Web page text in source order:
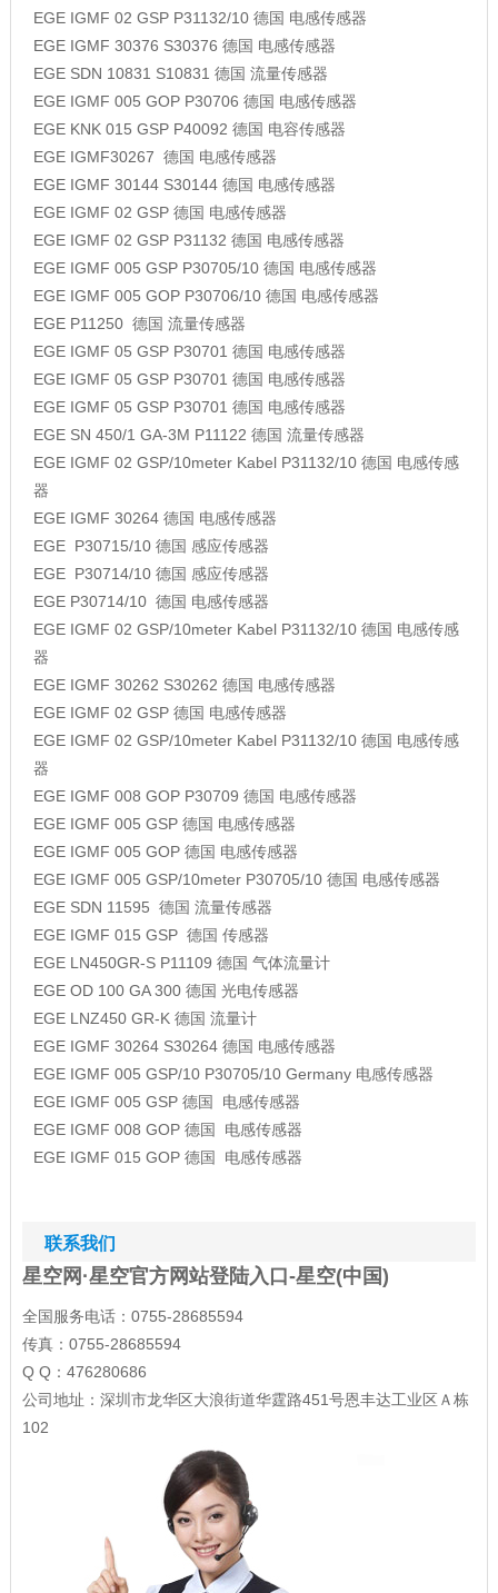
EGE IGMF 02 GSP P31132/10 德国 电感传感器
EGE IGMF 30376 S30376 德国 电感传感器
EGE SDN 10831 S10831 德国 流量传感器
EGE IGMF 005 GOP P30706 德国 电感传感器
EGE KNK 015 GSP P40092 德国 电容传感器
EGE IGMF30267 德国 电感传感器
EGE IGMF 30144 S30144 德国 电感传感器
EGE IGMF 02 GSP 德国 电感传感器
EGE IGMF 02 GSP P31132 德国 电感传感器
EGE IGMF 005 GSP P30705/10 德国 电感传感器
EGE IGMF 005 GOP P30706/10 德国 电感传感器
EGE P11250 德国 流量传感器
EGE IGMF 05 GSP P30701 德国 电感传感器
EGE IGMF 05 GSP P30701 德国 电感传感器
EGE IGMF 05 GSP P30701 德国 电感传感器
EGE SN 450/1 GA-3M P11122 德国 流量传感器
EGE IGMF 02 GSP/10meter Kabel P31132/10 德国 电感传感
器
EGE IGMF 30264 德国 电感传感器
EGE P30715/10 德国 感应传感器
EGE P30714/10 德国 感应传感器
EGE P30714/10 德国 电感传感器
EGE IGMF 02 GSP/10meter Kabel P31132/10 德国 电感传感
器
EGE IGMF 30262 S30262 德国 电感传感器
EGE IGMF 02 GSP 德国 电感传感器
EGE IGMF 02 GSP/10meter Kabel P31132/10 德国 电感传感
器
EGE IGMF 008 GOP P30709 德国 电感传感器
EGE IGMF 005 GSP 德国 电感传感器
EGE IGMF 005 GOP 德国 电感传感器
EGE IGMF 005 GSP/10meter P30705/10 德国 电感传感器
EGE SDN 11595 德国 流量传感器
EGE IGMF 015 GSP 德国 传感器
EGE LN450GR-S P11109 德国 气体流量计
EGE OD 100 GA 300 德国 光电传感器
EGE LNZ450 GR-K 德国 流量计
EGE IGMF 30264 S30264 德国 电感传感器
EGE IGMF 005 GSP/10 P30705/10 Germany 电感传感器
EGE IGMF 005 GSP 德国 电感传感器
EGE IGMF 008 GOP 德国 电感传感器
EGE IGMF 015 GOP 德国 电感传感器
联系我们
星空网·星空官方网站登陆入口-星空(中国)
全国服务电话：0755-28685594
传真：0755-28685594
Q Q：476280686
公司地址：深圳市龙华区大浪街道华霆路451号恩丰达工业区Ａ栋
102